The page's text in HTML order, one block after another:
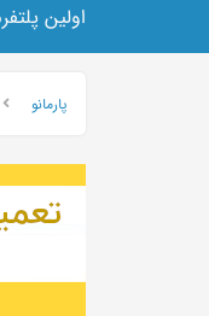
اولین
پارمانو